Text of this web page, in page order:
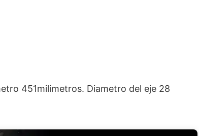
451milimetros. Diametro del eje 28